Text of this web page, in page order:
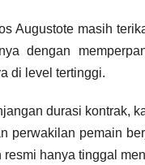
Augustote masih
dengan
di level tertinggi.
durasi kontrak,
perwakilan pemain
resmi hanya tinggal